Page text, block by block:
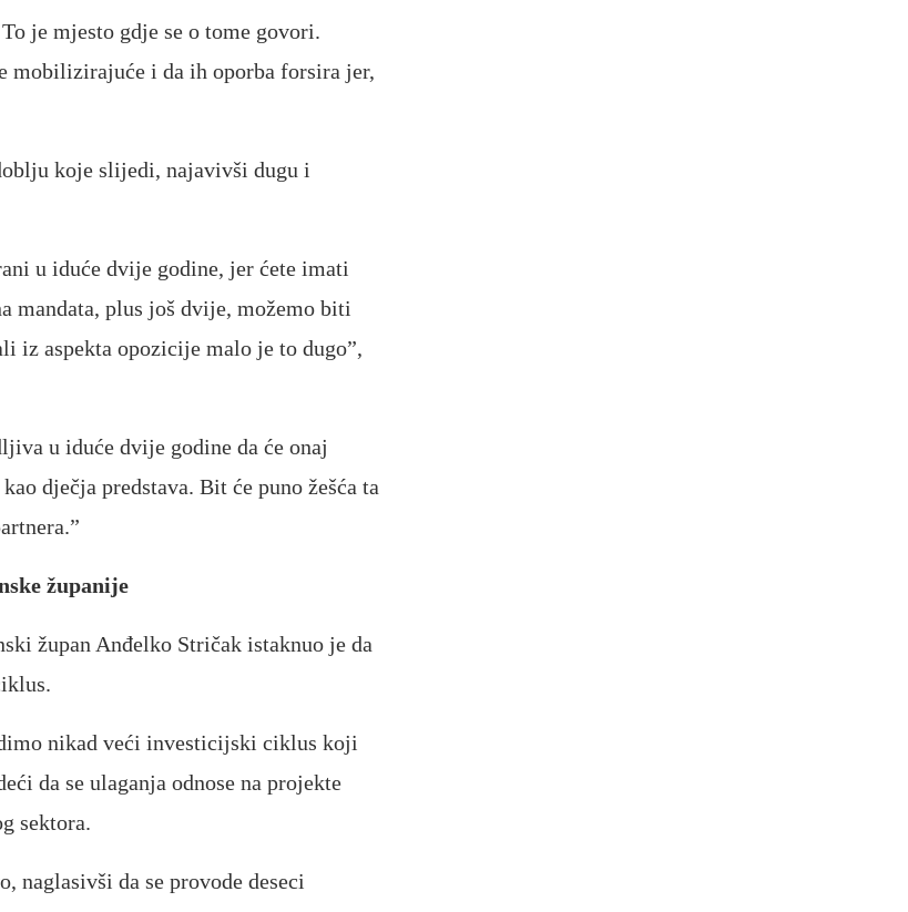
je mjesto gdje se o tome govori.
mobilizirajuće i da ih oporba forsira jer,
koje slijedi, najavivši dugu i
u iduće dvije godine, jer ćete imati
mandata, plus još dvije, možemo biti
iz aspekta opozicije malo je to dugo”,
u iduće dvije godine da će onaj
dječja predstava. Bit će puno žešća ta
županije
župan Anđelko Stričak istaknuo je da
nikad veći investicijski ciklus koji
da se ulaganja odnose na projekte
sektora.
naglasivši da se provode deseci